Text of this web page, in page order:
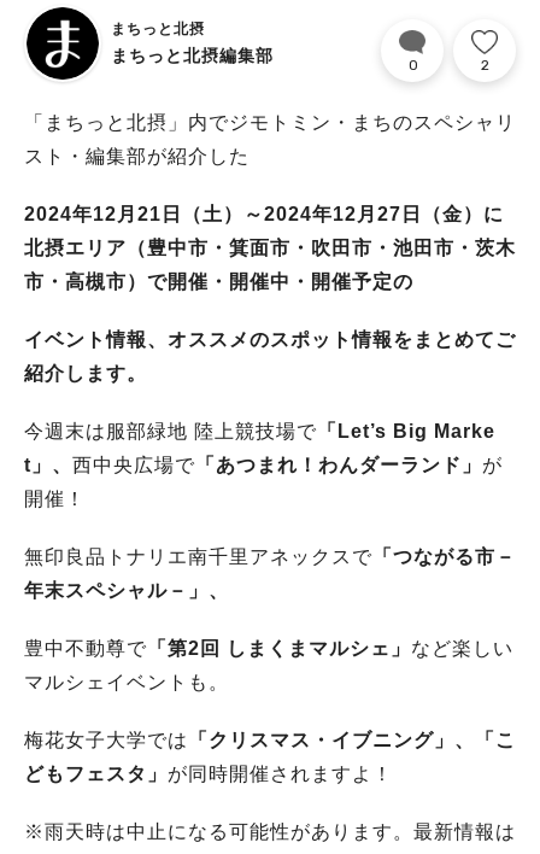
まちっと北摂
まちっと北摂編集部 0 2
「まちっと北摂」内でジモトミン・まちのスペシャリ
スト・編集部が紹介した
2024年12月21 日（土）～2024年12月27日（金）に
北摂エリア（豊中市・箕面市・吹田市・池田市・茨木
市・高槻市）で開催・開催中・開催予定の
イベント情報、オススメのスポット情報をまとめてご
紹介します。
今週末は服部緑地 陸上競技場で 「Let’s Big Marke
t」、 西中央広場で 「あつまれ！わんダーランド」 が
開催！
無印良品トナリエ南千里アネックスで 「つながる市－
年末スペシャル－」、
豊中不動尊で 「第2回 しまくまマルシェ」 など楽しい
マルシェイベントも。
梅花女子大学では
「クリスマス・イブニング」、「こ
どもフェスタ」 が同時開催されますよ！
※雨天時は中止になる可能性があります。最新情報は